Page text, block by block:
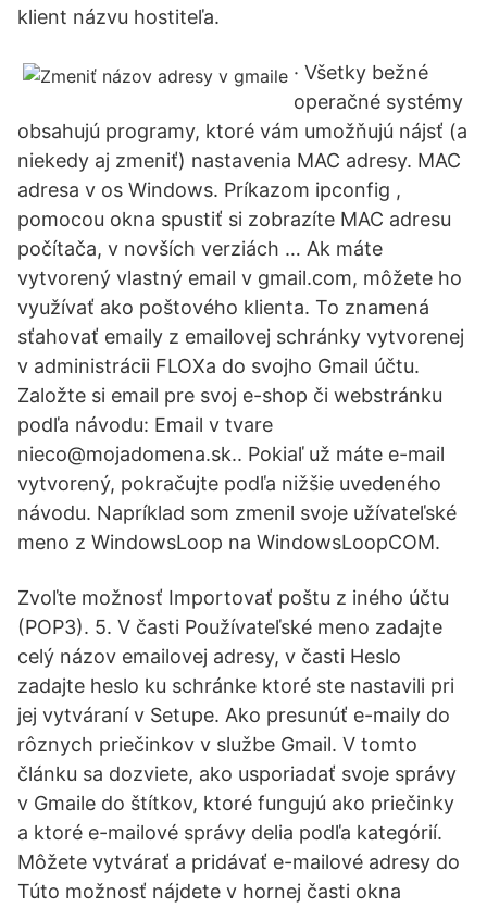
klient názvu hostiteľa.
· Všetky bežné
operačné systémy
obsahujú programy, ktoré vám umožňujú nájsť (a
niekedy aj zmeniť) nastavenia MAC adresy. MAC
adresa v os Windows. Príkazom ipconfig ,
pomocou okna spustiť si zobrazíte MAC adresu
počítača, v novších verziách … Ak máte
vytvorený vlastný email v gmail.com, môžete ho
využívať ako poštového klienta. To znamená
sťahovať emaily z emailovej schránky vytvorenej
v administrácii FLOXa do svojho Gmail účtu.
Založte si email pre svoj e-shop či webstránku
podľa návodu: Email v tvare
nieco@mojadomena.sk.. Pokiaľ už máte e-mail
vytvorený, pokračujte podľa nižšie uvedeného
návodu. Napríklad som zmenil svoje užívateľské
meno z WindowsLoop na WindowsLoopCOM.
Zvoľte možnosť Importovať poštu z iného účtu
(POP3). 5. V časti Používateľské meno zadajte
celý názov emailovej adresy, v časti Heslo
zadajte heslo ku schránke ktoré ste nastavili pri
jej vytváraní v Setupe. Ako presunúť e-maily do
rôznych priečinkov v službe Gmail. V tomto
článku sa dozviete, ako usporiadať svoje správy
v Gmaile do štítkov, ktoré fungujú ako priečinky
a ktoré e-mailové správy delia podľa kategórií.
Môžete vytvárať a pridávať e-mailové adresy do
Túto možnosť nájdete v hornej časti okna